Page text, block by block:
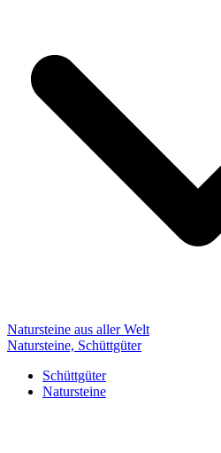
Natursteine aus aller Welt
Natursteine, Schüttgüter
Schüttgüter
Natursteine